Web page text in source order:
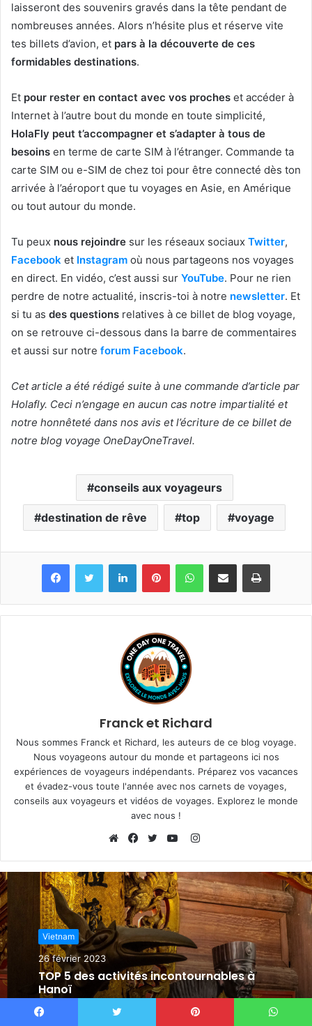
laisseront des souvenirs gravés dans la tête pendant de
nombreuses années. Alors n’hésite plus et réserve vite
tes billets d’avion, et pars à la découverte de ces
formidables destinations.
Et pour rester en contact avec vos proches et accéder à
Internet à l’autre bout du monde en toute simplicité,
HolaFly peut t’accompagner et s’adapter à tous de
besoins en terme de carte SIM à l’étranger. Commande ta
carte SIM ou e-SIM de chez toi pour être connecté dès ton
arrivée à l’aéroport que tu voyages en Asie, en Amérique
ou tout autour du monde.
Tu peux nous rejoindre sur les réseaux sociaux Twitter,
Facebook et Instagram où nous partageons nos voyages
en direct. En vidéo, c’est aussi sur YouTube. Pour ne rien
perdre de notre actualité, inscris-toi à notre newsletter. Et
si tu as des questions relatives à ce billet de blog voyage,
on se retrouve ci-dessous dans la barre de commentaires
et aussi sur notre forum Facebook.
Cet article a été rédigé suite à une commande d’article par
Holafly. Ceci n’engage en aucun cas notre impartialité et
notre honnêteté dans nos avis et l’écriture de ce billet de
notre blog voyage OneDayOneTravel.
conseils aux voyageurs
destination de rêve top voyage
Franck et Richard
Nous sommes Franck et Richard, les auteurs de ce blog voyage.
Nous voyageons autour du monde et partageons ici nos
expériences de voyageurs indépendants. Préparez vos vacances
et évadez-vous toute l'année avec nos carnets de voyages,
conseils aux voyageurs et vidéos de voyages. Explorez le monde
avec nous !
e
b
s
i
t
e
a
c
e
b
o
o
k
w
i
t
t
e
r
o
u
T
u
b
e
I
s
t
a
g
r
a
m
Vietnam
26 février 2023
TOP 5 des activités incontournables à
Hanoï